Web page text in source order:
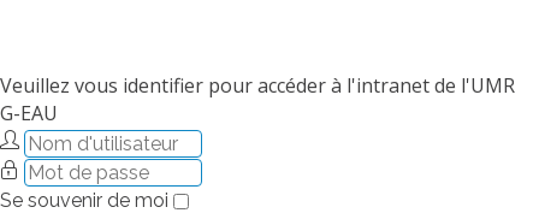
NOTES THÉMATIQUES
Veuillez vous identifier pour accéder à l'intranet de l'UMR
G-EAU
Se souvenir de moi